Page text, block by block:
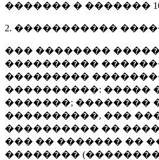
������� � �������
2. �����������
��� ��������
����������
���������
����������: �����
�������; ��������
����������, ���
���������� ��
��� �� ������� ��
��������